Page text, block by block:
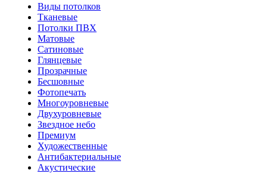
Виды потолков
Тканевые
Потолки ПВХ
Матовые
Сатиновые
Глянцевые
Прозрачные
Бесшовные
Фотопечать
Многоуровневые
Двухуровневые
Звездное небо
Премиум
Художественные
Антибактериальные
Акустические